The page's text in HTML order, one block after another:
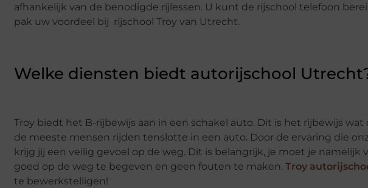
afhankelijk van de benodigde rijlessen. U kunt de rijschool telefoon
pak uw voordeel bij rijschool Troy van Utrecht.
Welke diensten biedt autorijschool
Troy biedt het B-rijbewijs aan in een schakel auto. Dit is het rijbewijs
de meeste mensen rijden tenslotte in een auto. Door de ervaring die
krijg jij een veilig gevoel op de weg. Dit is belangrijk, je moet je namelijk
goed op de weg te begeven en geen fouten te maken. Troy
te bewerkstelligen!